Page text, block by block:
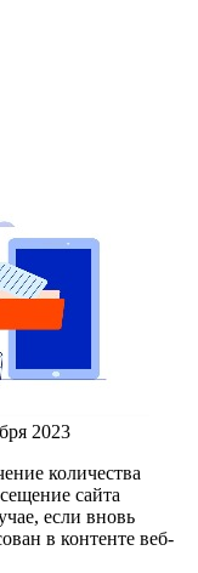
2023
количества
сайта
если вновь
в контенте веб-